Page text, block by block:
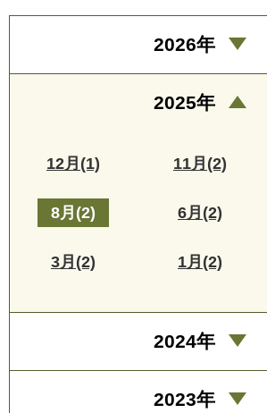
2026年
2025年
12月(1) 11月(2)
8月(2) 6月(2)
3月(2) 1月(2)
2024年
2023年